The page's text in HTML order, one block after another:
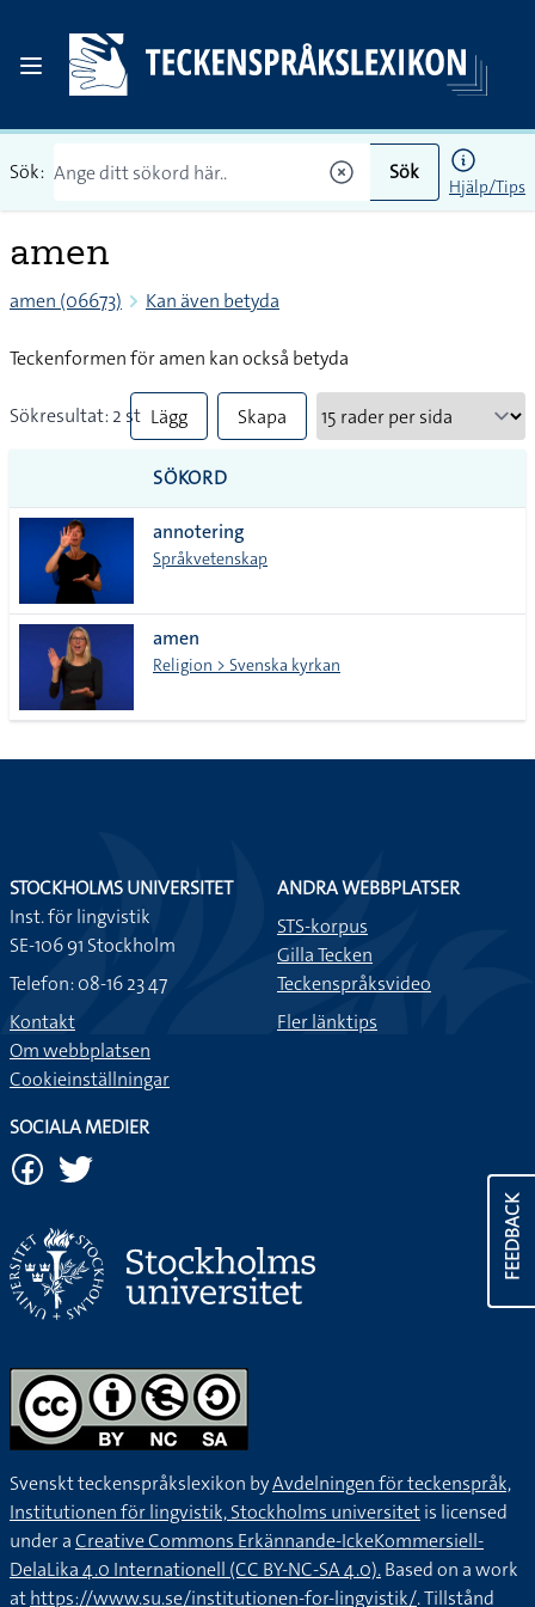
Sök: Sök
Hjälp/Tips
amen
amen (06673) Kan även betyda
Teckenformen för amen kan också betyda
Sökresultat: 2 st Lägg
till
alla i
lista
Skapa
SÖKORD
annotering
Språkvetenskap
amen
Religion > Svenska kyrkan
FEEDBACK
STOCKHOLMS UNIVERSITET
Inst. för lingvistik
SE-106 91 Stockholm
Telefon: 08-16 23 47
Kontakt
Om webbplatsen
Cookieinställningar
ANDRA WEBBPLATSER
STS-korpus
Gilla Tecken
Teckenspråksvideo
Fler länktips
SOCIALA MEDIER
Svenskt teckenspråkslexikon byAvdelningen för teckenspråk,
Institutionen för lingvistik, Stockholms universitetis licensed
under aCreative Commons Erkännande-IckeKommersiell-
DelaLika 4.0 Internationell (CC BY-NC-SA 4.0).Based on a work
athttps://www.su.se/institutionen-for-lingvistik/. Tillstånd